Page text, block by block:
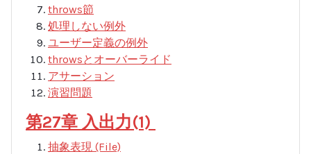
throws節
処理しない例外
ユーザー定義の例外
throwsとオーバーライド
アサーション
演習問題
第27章 入出力(1)
抽象表現 (File)